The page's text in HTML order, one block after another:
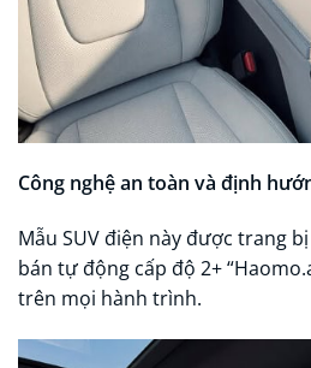
Công nghệ an toàn và định
Mẫu SUV điện này được trang
bán tự động cấp độ 2+
trên mọi hành trình.